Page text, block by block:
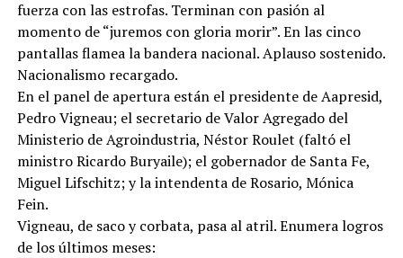
fuerza con las estrofas. Terminan con pasión al
momento de “juremos con gloria morir”. En las cinco
pantallas flamea la bandera nacional. Aplauso sostenido.
Nacionalismo recargado.
En el panel de apertura están el presidente de Aapresid,
Pedro Vigneau; el secretario de Valor Agregado del
Ministerio de Agroindustria, Néstor Roulet (faltó el
ministro Ricardo Buryaile); el gobernador de Santa Fe,
Miguel Lifschitz; y la intendenta de Rosario, Mónica
Fein.
Vigneau, de saco y corbata, pasa al atril. Enumera logros
de los últimos meses: